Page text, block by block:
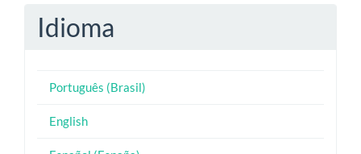
Idioma
Português (Brasil)
English